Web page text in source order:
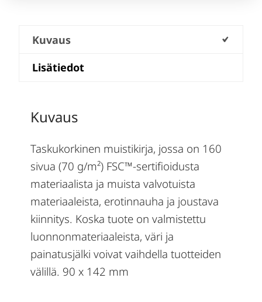
Kuvaus
Lisätiedot
Kuvaus
Taskukorkinen muistikirja, jossa on 160
sivua (70 g/m²) FSC™-sertifioidusta
materiaalista ja muista valvotuista
materiaaleista, erotinnauha ja joustava
kiinnitys. Koska tuote on valmistettu
luonnonmateriaaleista, väri ja
painatusjälki voivat vaihdella tuotteiden
välillä. 90 x 142 mm